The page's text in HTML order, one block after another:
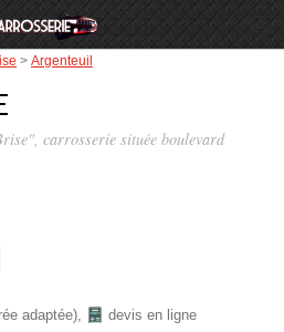
> Argenteuil
carrosserie située boulevard
adaptée), devis en ligne